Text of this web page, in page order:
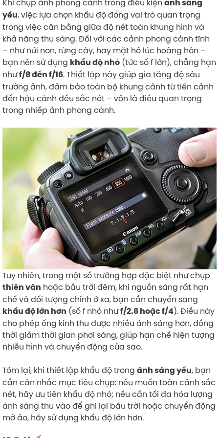
Khi chụp ảnh phong cảnh trong điều kiện ánh sáng
yếu, việc lựa chọn khẩu độ đóng vai trò quan trọng
trong việc cân bằng giữa độ nét toàn khung hình và
khả năng thu sáng. Đối với các cảnh phong cảnh tĩnh
– như núi non, rừng cây, hay mặt hồ lúc hoàng hôn –
bạn nên sử dụng khẩu độ nhỏ (tức số f lớn), chẳng hạn
nhưf/8 đến f/16. Thiết lập này giúp gia tăng độ sâu
trường ảnh, đảm bảo toàn bộ khung cảnh từ tiền cảnh
đến hậu cảnh đều sắc nét – vốn là điều quan trọng
trong nhiếp ảnh phong cảnh.
Tuy nhiên, trong một số trường hợp đặc biệt như chụp
thiên văn hoặc bầu trời đêm, khi nguồn sáng rất hạn
chế và đối tượng chính ở xa, bạn cần chuyển sang
khẩu độ lớn hơn (số f nhỏ nhưf/2.8 hoặc f/4). Điều này
cho phép ống kính thu được nhiều ánh sáng hơn, đồng
thời giảm thời gian phơi sáng, giúp hạn chế hiện tượng
nhiễu hình và chuyển động của sao.
Tóm lại, khi thiết lập khẩu độ trong ánh sáng yếu, bạn
cần cân nhắc mục tiêu chụp: nếu muốn toàn cảnh sắc
nét, hãy ưu tiên khẩu độ nhỏ; nếu cần tối đa hóa lượng
ánh sáng thu vào để ghi lại bầu trời hoặc chuyển động
mờ ảo, hãy sử dụng khẩu độ lớn hơn.